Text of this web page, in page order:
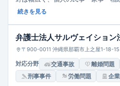
事件まで対応。Ｂ型肝炎訴訟や普天
されており、信頼性の高い法律事務
続きを見る
弁護士法人サルヴェイション
〒900-0011 沖縄県那覇市上之屋1-18-
対応分野 交通事故 離婚問題
刑事事件
労働問題 企